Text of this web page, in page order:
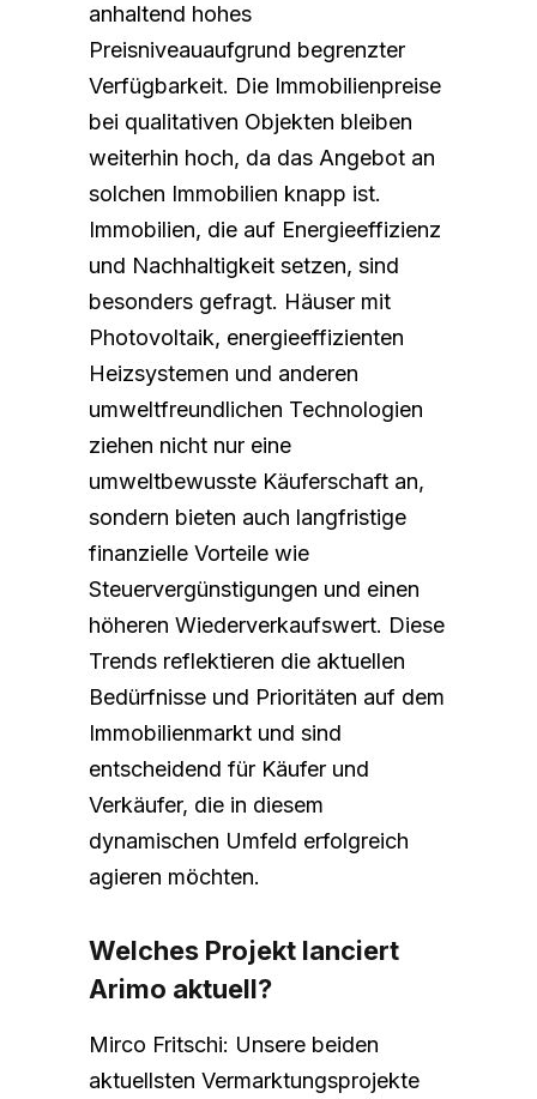
anhaltend hohes
Preisniveauaufgrund begrenzter
Verfügbarkeit. Die Immobilienpreise
bei qualitativen Objekten bleiben
weiterhin hoch, da das Angebot an
solchen Immobilien knapp ist.
Immobilien, die auf Energieeffizienz
und Nachhaltigkeit setzen, sind
besonders gefragt. Häuser mit
Photovoltaik, energieeffizienten
Heizsystemen und anderen
umweltfreundlichen Technologien
ziehen nicht nur eine
umweltbewusste Käuferschaft an,
sondern bieten auch langfristige
finanzielle Vorteile wie
Steuervergünstigungen und einen
höheren Wiederverkaufswert. Diese
Trends reflektieren die aktuellen
Bedürfnisse und Prioritäten auf dem
Immobilienmarkt und sind
entscheidend für Käufer und
Verkäufer, die in diesem
dynamischen Umfeld erfolgreich
agieren möchten.
Welches Projekt lanciert
Arimo aktuell?
Mirco Fritschi: Unsere beiden
aktuellsten Vermarktungsprojekte